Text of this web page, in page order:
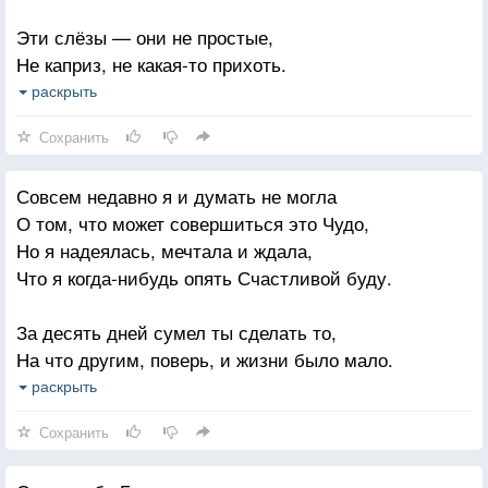
Широкой масленицы праздник!
Открытым сердцем и душой,
С благодарением — Прощайте!
Последний день перед Постом —
День очищения души.
Тебе — спасибо за тепло!
Прости меня! Прости! Прости!
Эти слёзы — они не простые,
Не каприз, не какая-то прихоть.
Эти слёзы в душевном порыве
Те слова, что сказать не сумеет
Никогда, потому что иначе
Будет только намного больнее
Ей самой от непонятых плачей.
Потому что слова будут лишни
Да, бывают такие моменты,
Когда Женщине нужно затишье
Для того, чтоб самой разобраться
Без посредников, уединиться.
раскрыть
Сохранить
Совсем недавно я и думать не могла
О том, что может совершиться это Чудо,
Но я надеялась, мечтала и ждала,
Что я когда-нибудь опять Счастливой буду.
За десять дней сумел ты сделать то,
На что другим, поверь, и жизни было мало.
Ты воскресил во мне погибшую Любовь,
Отдал свой Свет и всё своё Тепло,
раскрыть
Сохранить